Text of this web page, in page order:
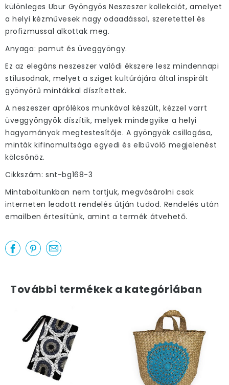
különleges Ubur Gyöngyös Neszeszer kollekciót, amelyet
a helyi kézművesek nagy odaadással, szeretettel és
profizmussal alkottak meg.
Anyaga: pamut és üveggyöngy.
Ez az elegáns neszeszer valódi ékszere lesz mindennapi
stílusodnak, melyet a sziget kultúrájára által inspirált
gyönyörű mintákkal díszítettek.
A neszeszer aprólékos munkával készült, kézzel varrt
üveggyöngyök díszítik, melyek mindegyike a helyi
hagyományok megtestesítője. A gyöngyök csillogása,
minták kifinomultsága egyedi és elbűvölő megjelenést
kölcsönöz.
Cikkszám: snt-bg168-3
Mintaboltunkban nem tartjuk, megvásárolni csak
interneten leadott rendelés útján tudod. Rendelés után
emailben értesítünk, amint a termék átvehető.
További termékek a kategóriában